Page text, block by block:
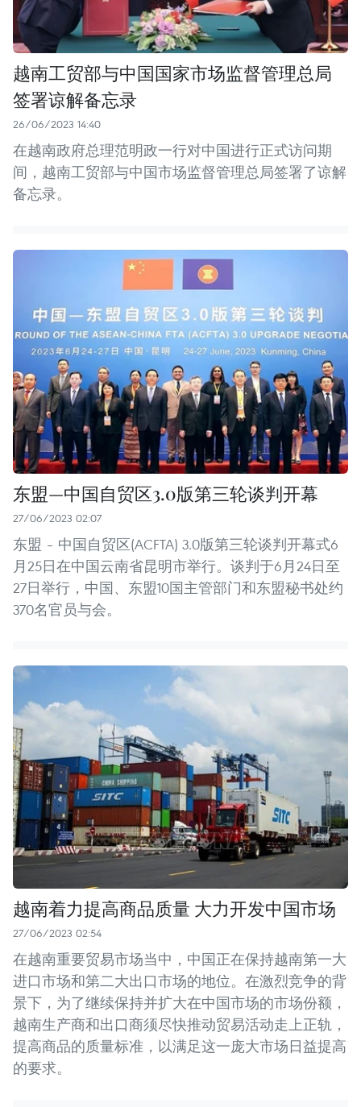
越南工贸部与中国国家市场监督管理总局
签署谅解备忘录
26/06/2023 14:40
在越南政府总理范明政一行对中国进行正式访问期
间，越南工贸部与中国市场监督管理总局签署了谅解
备忘录。
东盟—中国自贸区3.0版第三轮谈判开幕
27/06/2023 02:07
东盟 – 中国自贸区(ACFTA) 3.0版第三轮谈判开幕式6
月25日在中国云南省昆明市举行。谈判于6月24日至
27日举行，中国、东盟10国主管部门和东盟秘书处约
370名官员与会。
越南着力提高商品质量 大力开发中国市场
27/06/2023 02:54
在越南重要贸易市场当中，中国正在保持越南第一大
进口市场和第二大出口市场的地位。在激烈竞争的背
景下，为了继续保持并扩大在中国市场的市场份额，
越南生产商和出口商须尽快推动贸易活动走上正轨，
提高商品的质量标准，以满足这一庞大市场日益提高
的要求。